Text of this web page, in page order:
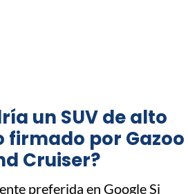
un SUV de alto
firmado por Gazoo
Cruiser?
preferida en Google Si